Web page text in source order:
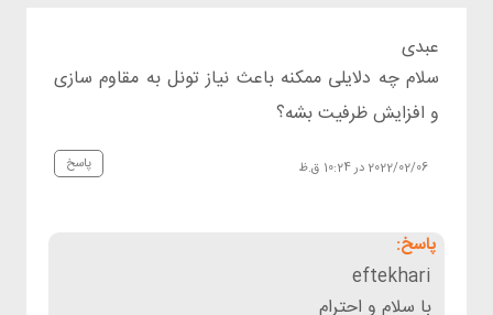
عبدی
2022/02/06 در 10:24 ق.ظ
سلام چه دلایلی ممکنه باعث نیاز تونل به مقاوم سازی
و افزایش ظرفیت بشه؟
پاسخ
eftekhari
با سلام و احترام